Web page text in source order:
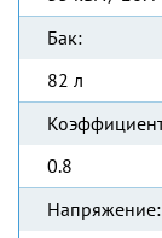
Бак:
82 л
0.8
Напряжение: